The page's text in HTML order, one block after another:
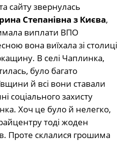
сайту звернулась
Степанівна з Києва,
виплати ВПО
вона виїхала зі столиці
В селі Чаплинка,
було багато
й всі вони ставали
соціального захисту
Хоч це було й нелегко,
тоді жоден
Проте склалися грошима